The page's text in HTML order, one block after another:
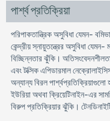
পার্শ্ব প্রতিক্রিয়া
পরিপাকতান্ত্রিক অসুবিধা যেমন-
কেন্দ্রীয় স্নায়ুতন্ত্রের অসুবিধা যেমন-
বিচ্ছিন্নতার ঝুঁকি।
এবং টক্সিক এপিডারমাল
অন্যান্য বিরল
ইউরিয়া অথবা ক্রিয়েটিনাইন-এর
বিরুপ প্রতিক্রিয়ার ঝুঁকি।